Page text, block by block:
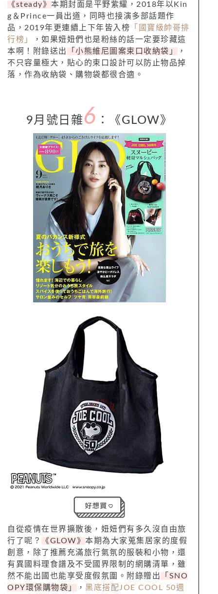
《steady》 本期封面是平野紫耀，2018年以Kin
g＆Prince一員出道，同時也接演多部話題作
品，2019年更連續上下年皆入榜 「國寶級帥哥排
行榜」
，如果妞妞們也是粉絲的話一定要珍藏這
本啊！附錄送出
「小熊維尼圖案束口收納袋」
，
不只容量極大，貼心的束口設計可以防止物品掉
落，作為收納袋、購物袋都很合適。
9月號日雜 6 ： 《 GLOW 》
自從疫情在世界擴散後，妞妞們有多久沒自由旅
行了呢？
《GLOW》 本期為大家蒐集居家的度假
創意，除了推薦充滿旅行氣氛的服裝和小物，還
有異國料理食譜及不受國界限制的網購清單，雖
然不能出國也能享受度假氛圍。附錄贈出
「SNO
OPY環保購物袋」
， 黑底搭配JOE COOL 50週